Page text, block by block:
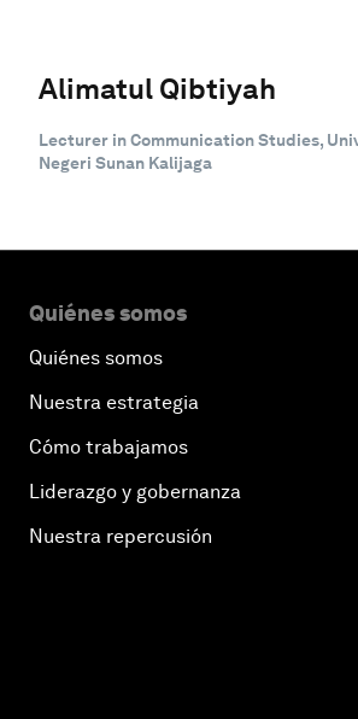
Alimatul Qibtiyah
Lecturer in Communication Studies,
Negeri Sunan Kalijaga
Quiénes somos
Quiénes somos
Nuestra estrategia
Cómo trabajamos
Liderazgo y gobernanza
Nuestra repercusión